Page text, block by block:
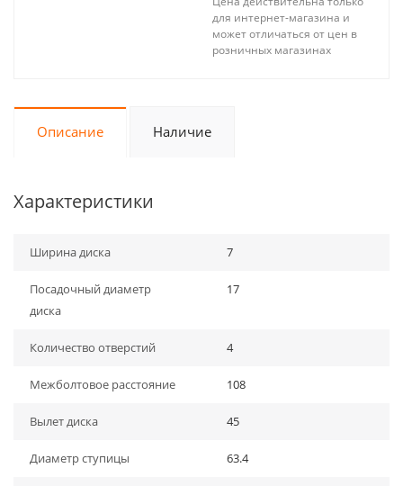
для интернет-магазина и
может отличаться от цен в
розничных магазинах
Описание Наличие
Характеристики
Ширина диска 7
Посадочный диаметр
диска
17
Количество отверстий 4
Межболтовое расстояние 108
Вылет диска 45
Диаметр ступицы 63.4